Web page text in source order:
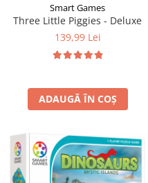
Smart Games
Three Little Piggies - Deluxe
139,99 Lei
ADAUGĂ ÎN COȘ